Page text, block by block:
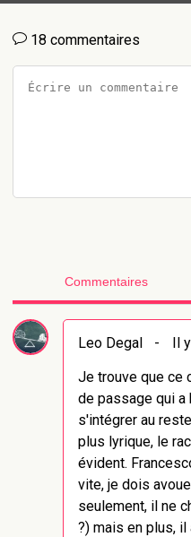
18 commentaires
Commentaires
Leo Degal -
Il
Je trouve que ce
de passage qui
s'intégrer au
plus lyrique, le
évident.
vite, je dois
seulement, il ne
?) mais en plus, il